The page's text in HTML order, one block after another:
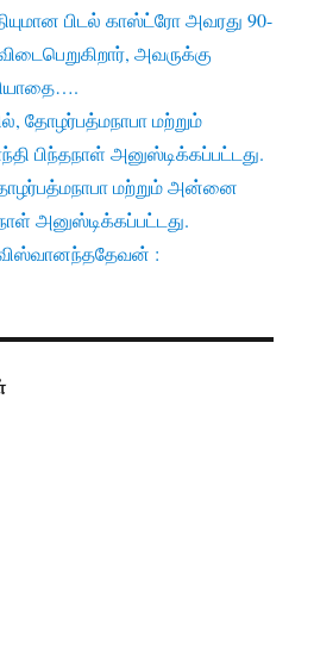
பிடல் காஸ்ட்ரோ அவரது 90-
அவருக்கு
தோழர்பத்மநாபா மற்றும்
பிந்தநாள் அனுஸ்டிக்கப்பட்டது.
மற்றும் அன்னை
அனுஸ்டிக்கப்பட்டது.
: